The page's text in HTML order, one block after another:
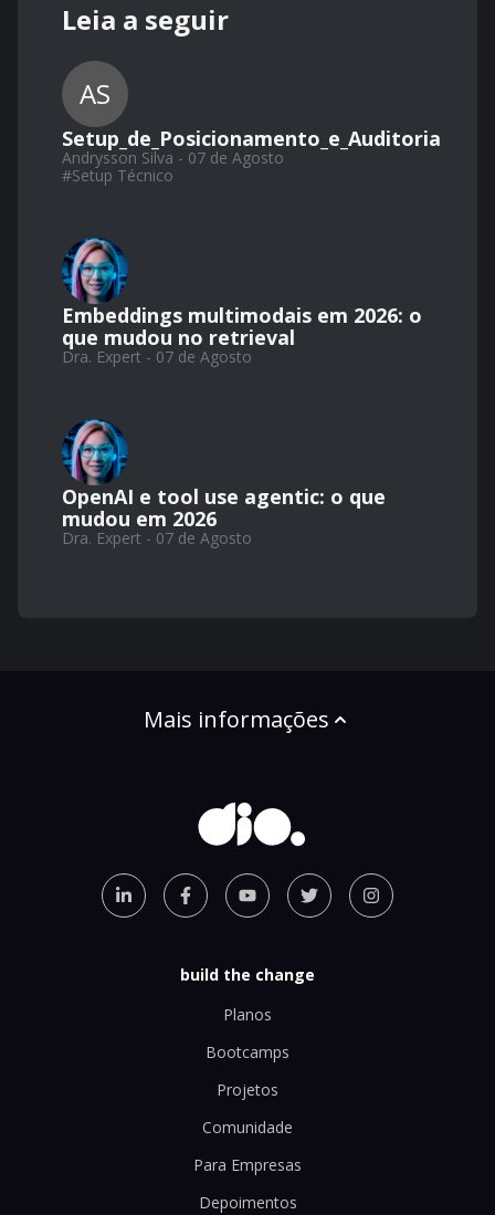
Leia a seguir
AS
Setup_de_Posicionamento_e_Auditoria
Andrysson Silva - 07 de Agosto
#Setup Técnico
Embeddings multimodais em 2026: o
que mudou no retrieval
Dra. Expert - 07 de Agosto
OpenAI e tool use agentic: o que
mudou em 2026
Dra. Expert - 07 de Agosto
Mais informações
build the change
Planos
Bootcamps
Projetos
Comunidade
Para Empresas
Depoimentos